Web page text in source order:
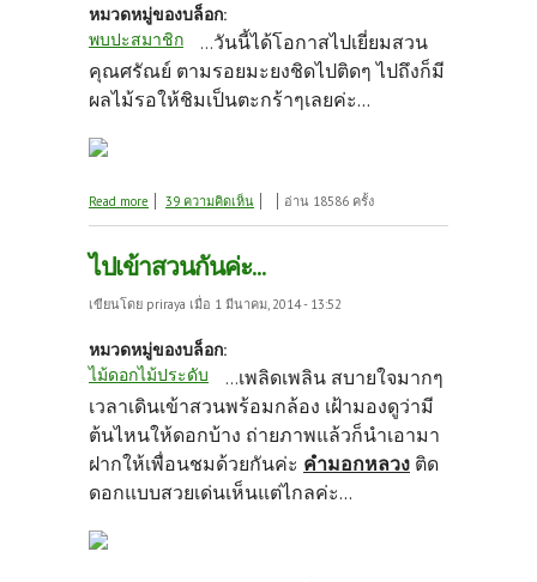
หมวดหมู่ของบล็อก:
พบปะสมาชิก
...วันนี้ได้โอกาสไปเยี่ยมสวน
คุณศรัณย์ ตามรอยมะยงชิดไปติดๆ ไปถึงก็มี
ผลไม้รอให้ชิมเป็นตะกร้าๆเลยค่ะ...
Read more about เยี่ยมชมสวนคุณsarunyuกันค่ะ...
39 ความคิดเห็น อ่าน 18586 ครั้ง
ไปเข้าสวนกันค่ะ...
เขียนโดย priraya เมื่อ 1 มีนาคม, 2014 - 13:52
หมวดหมู่ของบล็อก:
ไม้ดอกไม้ประดับ
...เพลิดเพลิน สบายใจมากๆ
เวลาเดินเข้าสวนพร้อมกล้อง เฝ้ามองดูว่ามี
ต้นไหนให้ดอกบ้าง ถ่ายภาพแล้วก็นำเอามา
ฝากให้เพื่อนชมด้วยกันค่ะ คำมอกหลวง ติด
ดอกแบบสวยเด่นเห็นแต่ไกลค่ะ...